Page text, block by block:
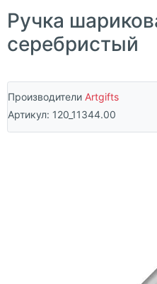
Ручка
серебристый
Производители Artgifts
Артикул: 120_11344.00